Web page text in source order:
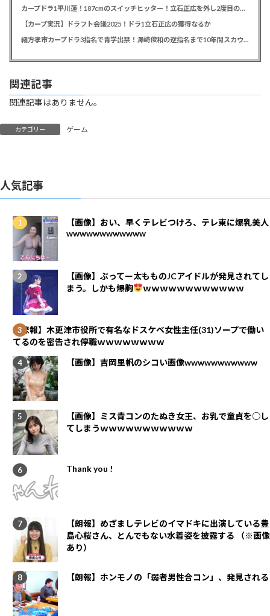
カープドラ1平川蓮！187cmのスイッチヒッター！立石正広を外し2度目の重複も新井監督がクジを引き当てる！【ドラフト会議2025】
【カープ実況】ドラフト会議2025！ドラ1立石正広の獲得なるか
緒方孝市カープドラ3指名で青学出禁！澤﨑俊和の逆指名まで10年間スカウト出禁
関連記事
関連記事はありません。
カテゴリー ゲーム
人気記事
【画像】おい、早くテレビつけろ、テレ東に爆乳美人
wwwwwwwwwwww
【画像】ぶってー太もものJCアイドルが発見されてし
まう。しかも爆胸
ｗｗｗｗｗｗｗｗｗｗｗｗ
【悲報】木更津市役所で有名なドスケベ女性主任(31)ソープで働い
てるのを密告され停職ｗｗｗｗｗｗｗｗ
【画像】吉岡里帆のシコい画像wwwwwwwwwww
【画像】ミス青コンのたぬき女王、お乳で童貞を○し
てしまうｗｗｗｗｗｗｗｗｗｗｗ
Thank you !
【朗報】めざましテレビのイマドキに出演している豊
島心桜さん、とんでもない水着姿を披露する （※画像
あり）
【朗報】ホンモノの「弱者男性合コン」、発見される